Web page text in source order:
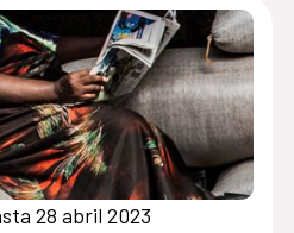
28 abril 2023